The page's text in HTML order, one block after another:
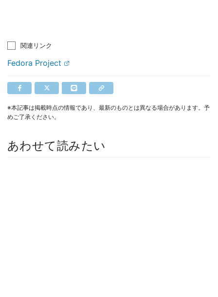
関連リンク
Fedora Project
※本記事は掲載時点の情報であり、最新のものとは異なる場合があります。予
めご了承ください。
あわせて読みたい